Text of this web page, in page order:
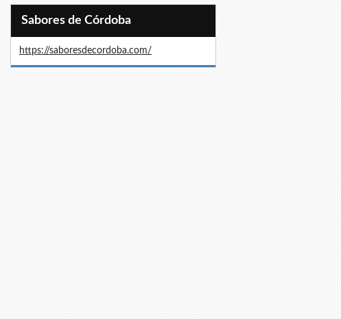
Sabores de Córdoba
https://saboresdecordoba.com/